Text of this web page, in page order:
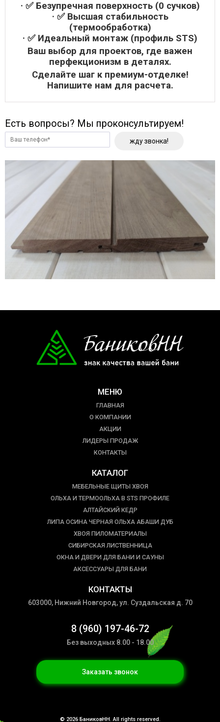
· ✅ Безупречная поверхность (0 сучков)
· ✅ Высшая стабильность
(термообработка)
· ✅ Идеальный монтаж (профиль STS)
Ваш выбор для проектов, где важен
перфекционизм в деталях.
Сделайте шаг к премиум-отделке!
Напишите нам для расчета.
Есть вопросы? Мы проконсультируем!
жду звонка!
МЕНЮ
ГЛАВНАЯ
О КОМПАНИИ
АКЦИИ
ЛИДЕРЫ ПРОДАЖ
КОНТАКТЫ
КАТАЛОГ
МЕБЕЛЬНЫЕ ЩИТЫ ХВОЯ
ОЛЬХА И ТЕРМООЛЬХА В STS ПРОФИЛЕ
АЛТАЙСКИЙ КЕДР
ЛИПА ОСИНА ЧЕРНАЯ ОЛЬХА АБАШИ ДУБ
ХВОЯ ПИЛОМАТЕРИАЛЫ
СИБИРСКАЯ ЛИСТВЕННИЦА
ОКНА И ДВЕРИ ДЛЯ БАНИ И САУНЫ
АКСЕССУАРЫ ДЛЯ БАНИ
КОНТАКТЫ
603000, Нижний Новгород, ул. Суздальская д. 70
8 (960) 197-46-72
Без выходных 8.00 - 18.00
Заказать звонок
© 2026 БаниковНН. All rights reserved.